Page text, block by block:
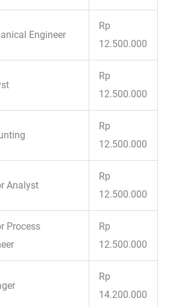
Engineer
Rp
12.500.000
Rp
12.500.000
Rp
12.500.000
Analyst
Rp
12.500.000
Process
Rp
12.500.000
Rp
14.200.000